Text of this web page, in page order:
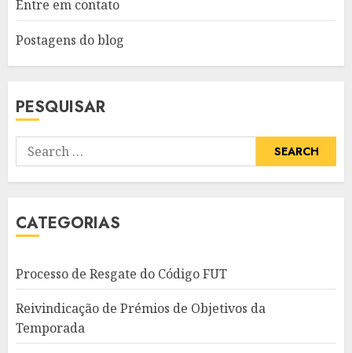
Entre em contato
Postagens do blog
PESQUISAR
Search
for:
CATEGORIAS
Processo de Resgate do Código FUT
Reivindicação de Prémios de Objetivos da
Temporada